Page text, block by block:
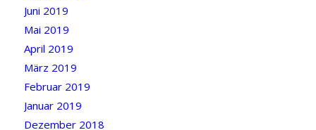
Juni 2019
Mai 2019
April 2019
März 2019
Februar 2019
Januar 2019
Dezember 2018